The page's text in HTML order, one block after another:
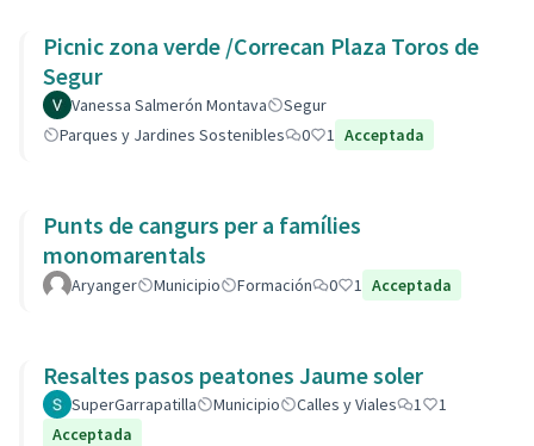
Picnic zona verde /Correcan Plaza Toros de
Segur
Vanessa Salmerón Montava
Segur
Parques y Jardines Sostenibles
0 1 Acceptada
Punts de cangurs per a famílies
monomarentals
Aryanger Municipio Formación 0 1 Acceptada
Resaltes pasos peatones Jaume soler
SuperGarrapatilla Municipio Calles y Viales 1
1
Acceptada